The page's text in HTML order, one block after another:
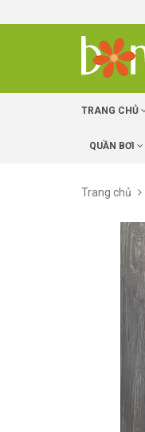
TRANG CHỦ
QUẦN BƠI
Trang chủ